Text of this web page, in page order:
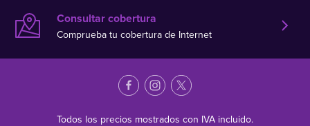
Consultar cobertura
Comprueba tu cobertura de Internet
Todos los precios mostrados con IVA incluido.